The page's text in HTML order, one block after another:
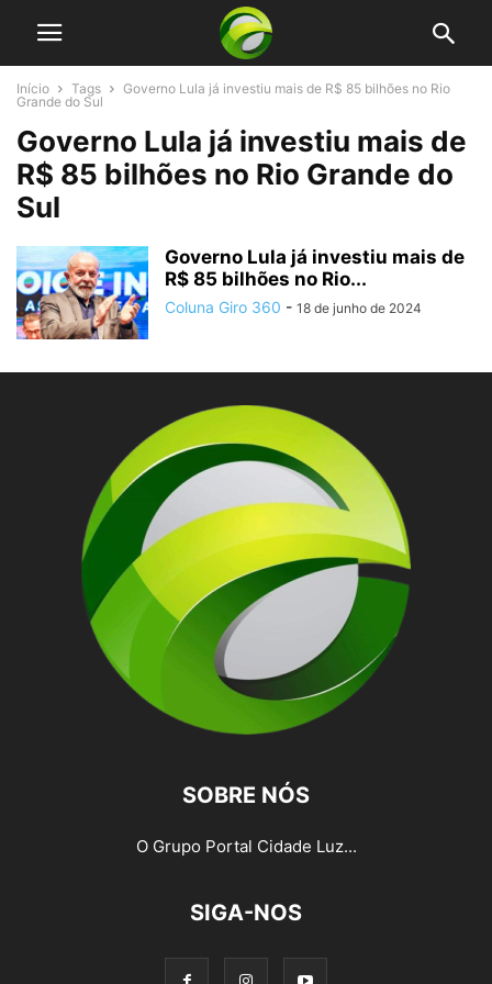
Início Tags
Governo Lula já investiu mais de R$ 85 bilhões no Rio
Grande do Sul
Governo Lula já investiu mais de
R$ 85 bilhões no Rio Grande do
Sul
Governo Lula já investiu mais de
R$ 85 bilhões no Rio...
Coluna Giro 360 - 18 de junho de 2024
SOBRE NÓS
O Grupo Portal Cidade Luz...
SIGA-NOS